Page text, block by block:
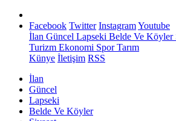
Facebook Twitter InstagramYoutube
İlan Güncel Lapseki Belde Ve Köyler
Turizm Ekonomi SporTarım
Künye İletişim RSS
İlan
Güncel
Lapseki
Belde Ve Köyler